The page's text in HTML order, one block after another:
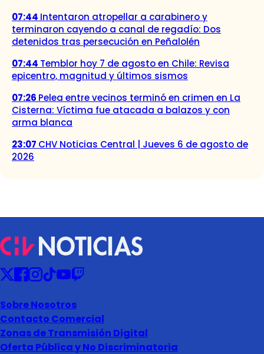
07:44 Intentaron atropellar a carabinero y
terminaron cayendo a canal de regadío: Dos
detenidos tras persecución en Peñalolén
07:44 Temblor hoy 7 de agosto en Chile: Revisa
epicentro, magnitud y últimos sismos
07:26 Pelea entre vecinos terminó en crimen en La
Cisterna: Víctima fue atacada a balazos y con
arma blanca
23:07 CHV Noticias Central | Jueves 6 de agosto de
2026
Sobre Nosotros
Contacto Comercial
Zonas de Transmisión Digital
Oferta Pública y No Discriminatoria